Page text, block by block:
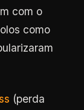
com o
como
(perda